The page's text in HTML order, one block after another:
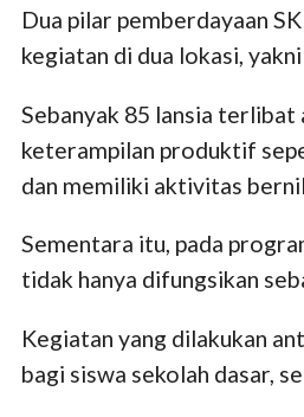
Dua pilar pemberdayaan
kegiatan di dua lokasi,
Sebanyak 85 lansia
keterampilan produktif
dan memiliki aktivitas
Sementara itu, pada
tidak hanya difungsikan
Kegiatan yang dilakukan
bagi siswa sekolah dasar,